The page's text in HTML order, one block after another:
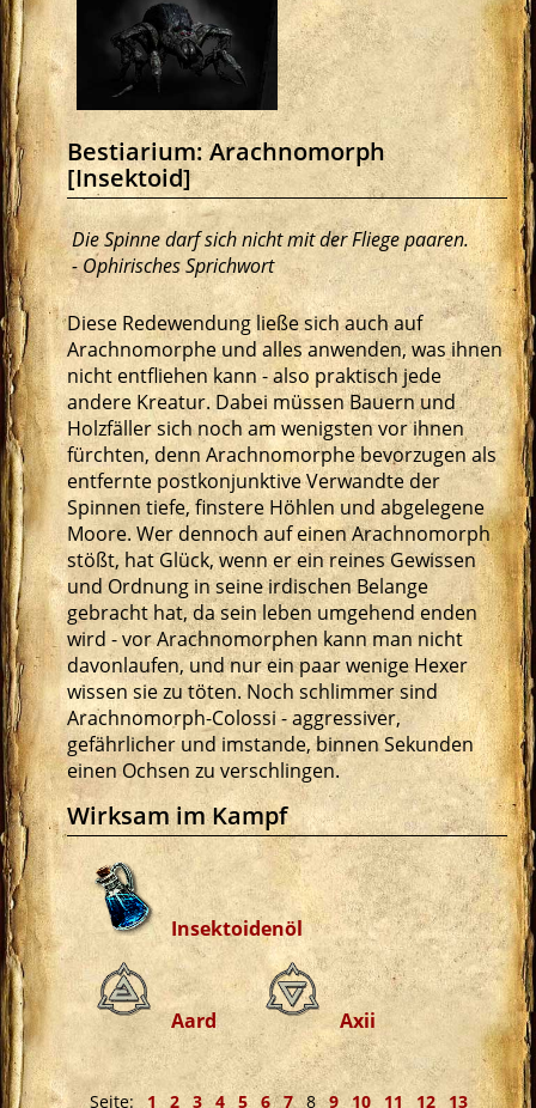
Bestiarium: Arachnomorph
[Insektoid]
Die Spinne darf sich nicht mit der Fliege paaren.
- Ophirisches Sprichwort
Diese Redewendung ließe sich auch auf
Arachnomorphe und alles anwenden, was ihnen
nicht entfliehen kann - also praktisch jede
andere Kreatur. Dabei müssen Bauern und
Holzfäller sich noch am wenigsten vor ihnen
fürchten, denn Arachnomorphe bevorzugen als
entfernte postkonjunktive Verwandte der
Spinnen tiefe, finstere Höhlen und abgelegene
Moore. Wer dennoch auf einen Arachnomorph
stößt, hat Glück, wenn er ein reines Gewissen
und Ordnung in seine irdischen Belange
gebracht hat, da sein leben umgehend enden
wird - vor Arachnomorphen kann man nicht
davonlaufen, und nur ein paar wenige Hexer
wissen sie zu töten. Noch schlimmer sind
Arachnomorph-Colossi - aggressiver,
gefährlicher und imstande, binnen Sekunden
einen Ochsen zu verschlingen.
Wirksam im Kampf
Insektoidenöl
Aard Axii
Seite: 1 2 3 4 5 6 7 8 9 10 11 12 13